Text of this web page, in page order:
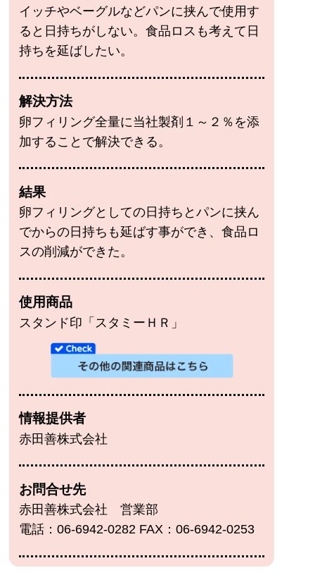
イッチやベーグルなどパンに挟んで使用す
ると日持ちがしない。食品ロスも考えて日
持ちを延ばしたい。
解決方法
卵フィリング全量に当社製剤１～２％を添
加することで解決できる。
結果
卵フィリングとしての日持ちとパンに挟ん
でからの日持ちも延ばす事ができ、食品ロ
スの削減ができた。
使用商品
スタンド印「スタミーＨＲ」
情報提供者
赤田善株式会社
お問合せ先
赤田善株式会社 営業部
電話：06-6942-0282 FAX：06-6942-0253